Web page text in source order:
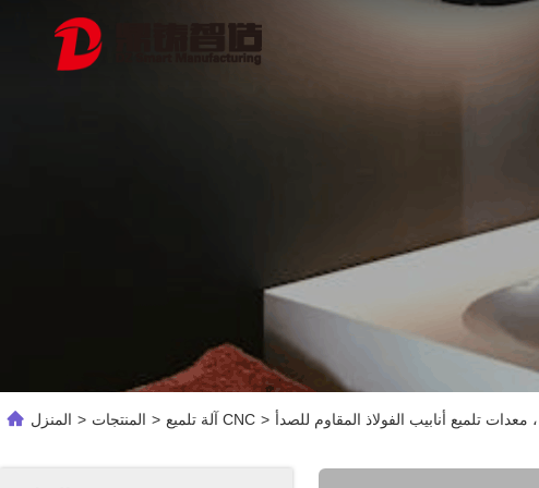
المنزل > المنتجات > آلة تلميع CNC > تلميع أنابيب الفولاذ المقاوم للصدأ